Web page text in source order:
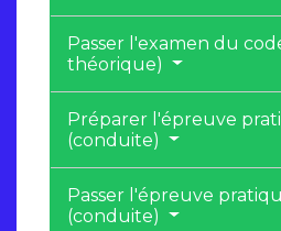
Passer l'examen du
théorique)
Préparer l'épreuve
(conduite)
Passer l'épreuve
(conduite)